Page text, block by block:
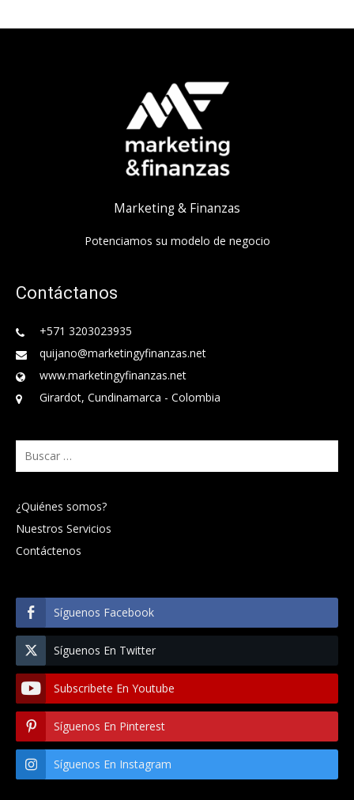
Marketing & Finanzas
Potenciamos su modelo de negocio
Contáctanos
+571 3203023935
quijano@marketingyfinanzas.net
www.marketingyfinanzas.net
Girardot, Cundinamarca - Colombia
Buscar:
¿Quiénes somos?
Nuestros Servicios
Contáctenos
Síguenos Facebook
Síguenos En Twitter
Subscribete En Youtube
Síguenos En Pinterest
Síguenos En Instagram